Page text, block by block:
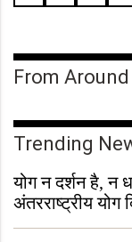
From
Trending
योग न दर्शन है, न
अंतरराष्ट्रीय